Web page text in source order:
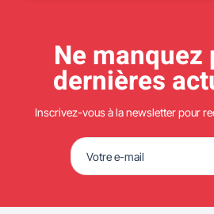
Ne manquez
dernières
Inscrivez-vous à la newsletter pour